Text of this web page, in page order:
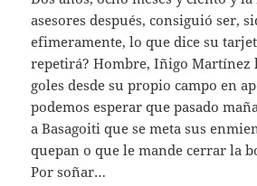
asesores después, consiguió ser,
efimeramente, lo que dice su
repetirá? Hombre, Iñigo Martínez
goles desde su propio campo en
podemos esperar que pasado
a Basagoiti que se meta sus
quepan o que le mande cerrar la
Por soñar…